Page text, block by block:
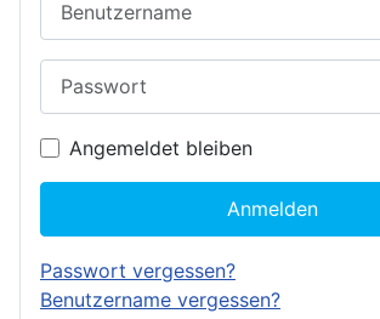
Angemeldet bleiben
Anmelden
Passwort vergessen?
Benutzername vergessen?